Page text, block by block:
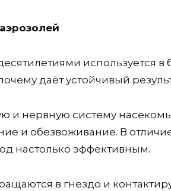
используется в
даёт устойчивый
и нервную систему
и обезвоживание. В
настолько эффективным.
в гнездо и